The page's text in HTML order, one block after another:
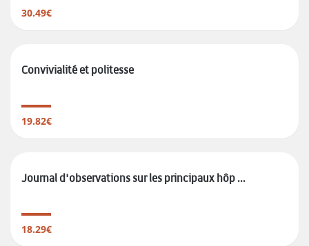
30.49€
Convivialité et politesse
19.82€
Journal d'observations sur les principaux hôp ...
18.29€